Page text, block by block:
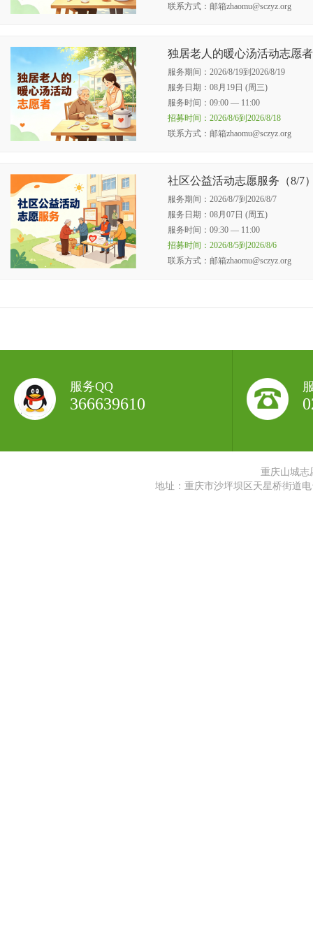
联系方式：邮箱zhaomu@sczyz.org
独居老人的暖心汤活动志愿
服务期间：2026/8/19到2026/8/19
服务日期：08月19日 (周三)
服务时间：09:00 — 11:00
招募时间：2026/8/6到2026/8/18
联系方式：邮箱zhaomu@sczyz.org
社区公益活动志愿服务（8/7
服务期间：2026/8/7到2026/8/7
服务日期：08月07日 (周五)
服务时间：09:30 — 11:00
招募时间：2026/8/5到2026/8/6
联系方式：邮箱zhaomu@sczyz.org
服务QQ
366639610
重庆山城
地址：重庆市沙坪坝区天星桥街道